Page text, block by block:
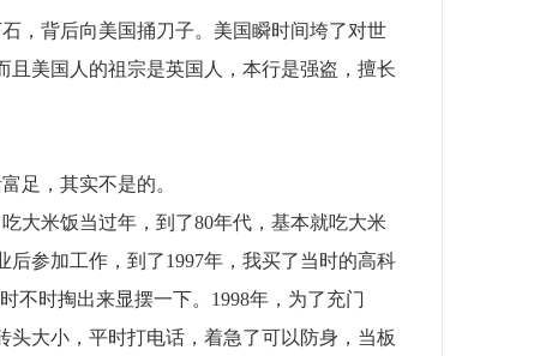
，背后向美国捅刀子。美国瞬时间垮了对世
美国人的祖宗是英国人，本行是强盗，擅长
足，其实不是的。
大米饭当过年，到了80年代，基本就吃大米
参加工作，到了1997年，我买了当时的高科
时掏出来显摆一下。1998年，为了充门
大小，平时打电话，着急了可以防身，当板